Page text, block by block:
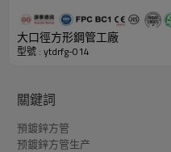
大口徑方形鋼管工廠
型號 : ytdrfg-014
關鍵詞
預鍍鋅方管
预鍍鋅方管生产